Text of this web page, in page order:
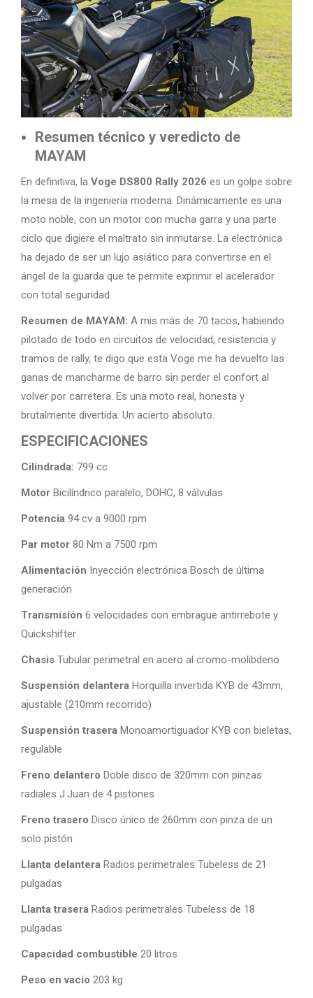
Resumen técnico y veredicto de
MAYAM
En definitiva, la Voge DS800 Rally 2026 es un golpe sobre
la mesa de la ingeniería moderna. Dinámicamente es una
moto noble, con un motor con mucha garra y una parte
ciclo que digiere el maltrato sin inmutarse. La electrónica
ha dejado de ser un lujo asiático para convertirse en el
ángel de la guarda que te permite exprimir el acelerador
con total seguridad.
Resumen de MAYAM: A mis más de 70 tacos, habiendo
pilotado de todo en circuitos de velocidad, resistencia y
tramos de rally, te digo que esta Voge me ha devuelto las
ganas de mancharme de barro sin perder el confort al
volver por carretera. Es una moto real, honesta y
brutalmente divertida. Un acierto absoluto.
ESPECIFICACIONES
Cilindrada: 799 cc
Motor Bicilíndrico paralelo, DOHC, 8 válvulas
Potencia 94 cv a 9000 rpm
Par motor 80 Nm a 7500 rpm
Alimentación Inyección electrónica Bosch de última
generación
Transmisión 6 velocidades con embrague antirrebote y
Quickshifter
Chasis Tubular perimetral en acero al cromo-molibdeno
Suspensión delantera Horquilla invertida KYB de 43mm,
ajustable (210mm recorrido)
Suspensión trasera Monoamortiguador KYB con bieletas,
regulable
Freno delantero Doble disco de 320mm con pinzas
radiales J.Juan de 4 pistones
Freno trasero Disco único de 260mm con pinza de un
solo pistón
Llanta delantera Radios perimetrales Tubeless de 21
pulgadas
Llanta trasera Radios perimetrales Tubeless de 18
pulgadas
Capacidad combustible 20 litros
Peso en vacío 203 kg